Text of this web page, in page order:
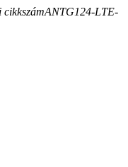
cikkszámANTG124-LTE-